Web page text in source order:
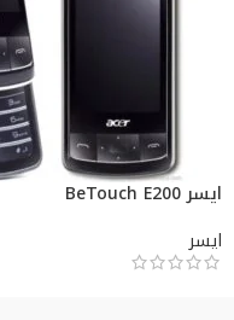
ايسر BeTouch E200
ايسر